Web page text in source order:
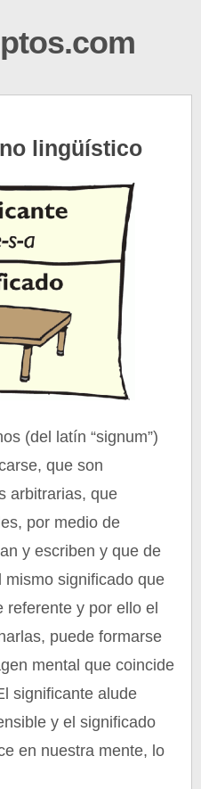
lingüístico
(del latín “signum”)
que son
arbitrarias, que
por medio de
y escriben y que de
significado que
y por ello el
puede formarse
mental que coincide
significante alude
y el significado
en nuestra mente, lo